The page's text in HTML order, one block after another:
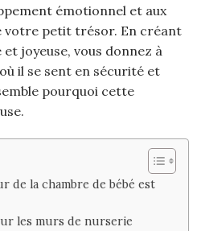
émotionnel et aux
votre petit trésor. En créant
joyeuse, vous donnez à
il se sent en sécurité et
pourquoi cette
de la chambre de bébé est
les murs de nurserie